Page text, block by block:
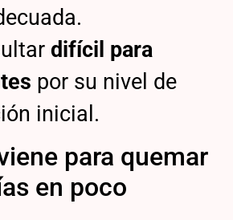
difícil para
por su nivel de
inicial.
para quemar
en poco